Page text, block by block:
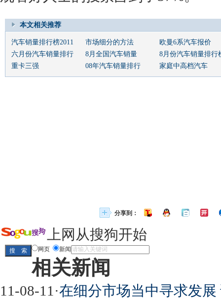
本文相关推荐
汽车销量排行榜2011 市场细分的方法
欧曼6系汽车报价
六月份汽车销量排行
8月全国汽车销量
8月份汽车销量排行
重卡三强
08年汽车销量排行 家庭中高档汽车
分享到：
上网从搜狗开始
网页 新闻
相关新闻
11-08-11 ·在细分市场当中寻求发